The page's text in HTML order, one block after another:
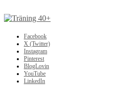
Facebook
X (Twitter)
Instagram
Pinterest
BlogLovin
YouTube
LinkedIn